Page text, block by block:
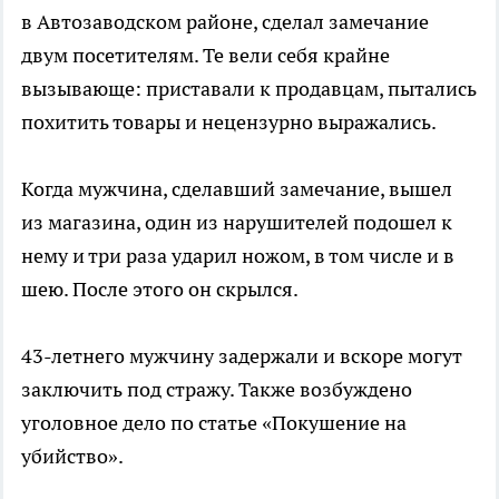
в Автозаводском районе, сделал замечание
двум посетителям. Те вели себя крайне
вызывающе: приставали к продавцам, пытались
похитить товары и нецензурно выражались.
Когда мужчина, сделавший замечание, вышел
из магазина, один из нарушителей подошел к
нему и три раза ударил ножом, в том числе и в
шею. После этого он скрылся.
43-летнего мужчину задержали и вскоре могут
заключить под стражу. Также возбуждено
уголовное дело по статье «Покушение на
убийство».